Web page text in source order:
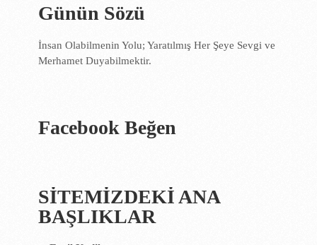
Günün Sözü
İnsan Olabilmenin Yolu; Yaratılmış Her Şeye Sevgi ve
Merhamet Duyabilmektir.
Facebook Beğen
SİTEMİZDEKİ ANA
BAŞLIKLAR